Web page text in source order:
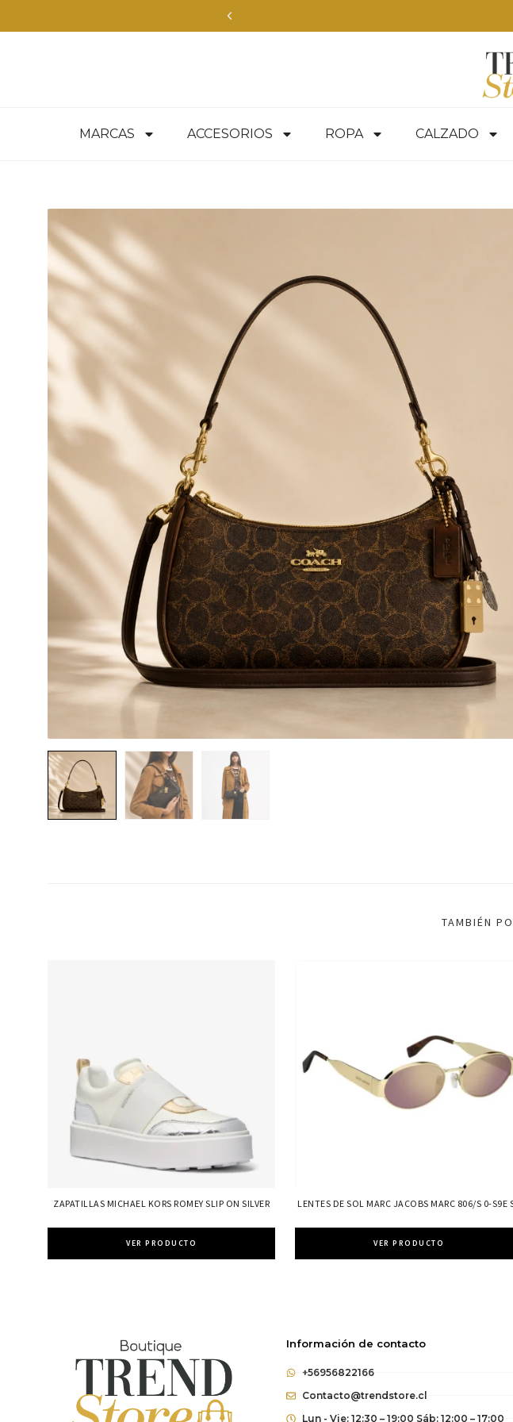
Envíos
MARCAS ACCESORIOS ROPA CALZADO
TAMBIÉN
ZAPATILLAS MICHAEL KORS ROMEY SLIP ON SILVER
VER PRODUCTO
LENTES DE SOL MARC JACOBS MARC 806/S 0-S9E
VER PRODUCTO
Información de contacto
+56956822166
Contacto@trendstore.cl
Lun - Vie: 12:30 – 19:00 Sáb: 12:00 – 17:00